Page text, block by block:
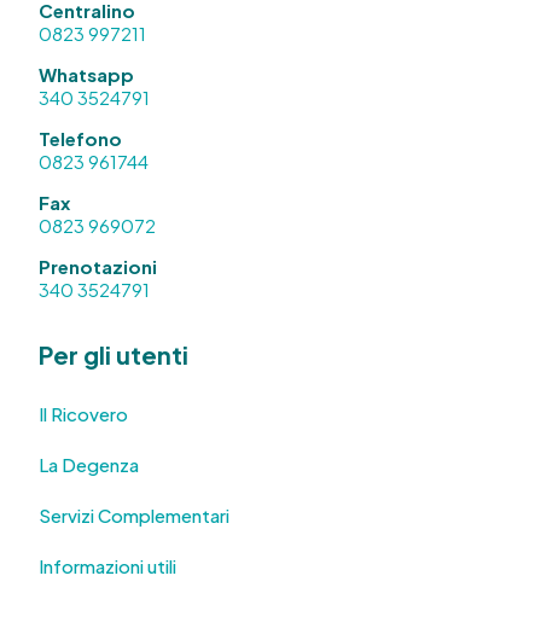
Centralino
0823 997211
Whatsapp
340 3524791
Telefono
0823 961744
Fax
0823 969072
Prenotazioni
340 3524791
Per gli utenti
Il Ricovero
La Degenza
Servizi Complementari
Informazioni utili